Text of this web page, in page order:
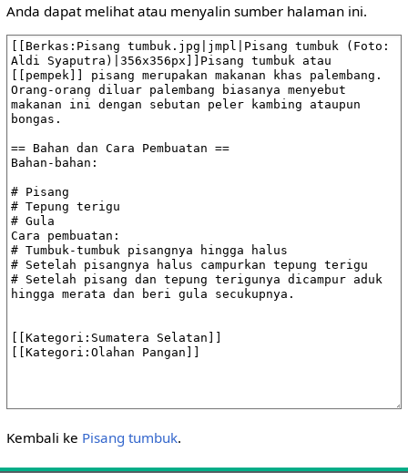
Anda dapat melihat atau menyalin sumber halaman ini.
Kembali ke Pisang tumbuk.